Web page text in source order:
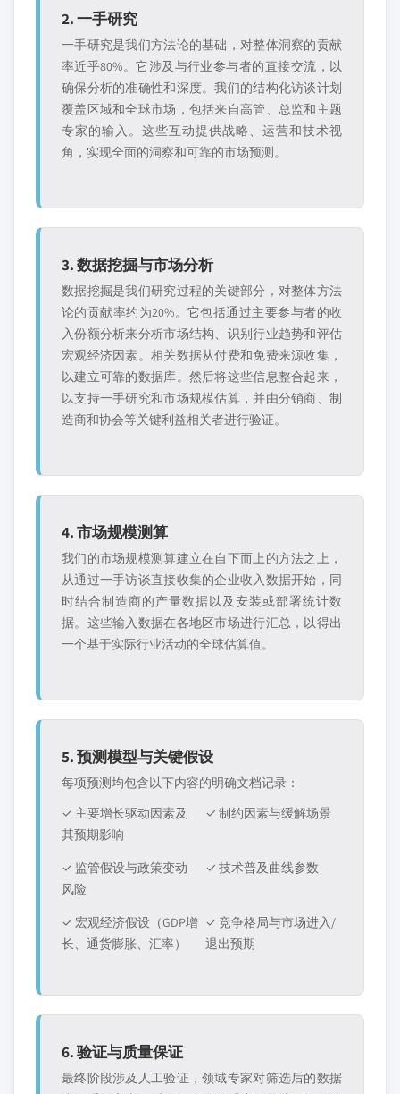
2. 一手研究
一手研究是我们方法论的基础，对整体洞察的贡献
率近乎80%。它涉及与行业参与者的直接交流，以
确保分析的准确性和深度。我们的结构化访谈计划
覆盖区域和全球市场，包括来自高管、总监和主题
专家的输入。这些互动提供战略、运营和技术视
角，实现全面的洞察和可靠的市场预测。
3. 数据挖掘与市场分析
数据挖掘是我们研究过程的关键部分，对整体方法
论的贡献率约为20%。它包括通过主要参与者的收
入份额分析来分析市场结构、识别行业趋势和评估
宏观经济因素。相关数据从付费和免费来源收集，
以建立可靠的数据库。然后将这些信息整合起来，
以支持一手研究和市场规模估算，并由分销商、制
造商和协会等关键利益相关者进行验证。
4. 市场规模测算
我们的市场规模测算建立在自下而上的方法之上，
从通过一手访谈直接收集的企业收入数据开始，同
时结合制造商的产量数据以及安装或部署统计数
据。这些输入数据在各地区市场进行汇总，以得出
一个基于实际行业活动的全球估算值。
5. 预测模型与关键假设
每项预测均包含以下内容的明确文档记录：
✓ 主要增长驱动因素及
其预期影响
✓ 制约因素与缓解场景
✓ 监管假设与政策变动
风险
✓ 技术普及曲线参数
✓ 宏观经济假设（GDP增
长、通货膨胀、汇率）
✓ 竞争格局与市场进入/
退出预期
6. 验证与质量保证
最终阶段涉及人工验证，领域专家对筛选后的数据